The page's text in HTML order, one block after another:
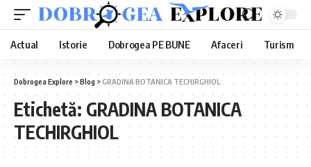
Actual Istorie Dobrogea PE BUNE Afaceri Turism
Dobrogea Explore >Blog >GRADINA BOTANICA TECHIRGHIOL
Etichetă: GRADINA BOTANICA
TECHIRGHIOL